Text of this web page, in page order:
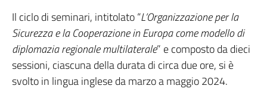
Il ciclo di seminari, intitolato “L’Organizzazione per la
Sicurezza e la Cooperazione in Europa come modello di
diplomazia regionale multilaterale” e composto da dieci
sessioni, ciascuna della durata di circa due ore, si è
svolto in lingua inglese da marzo a maggio 2024.